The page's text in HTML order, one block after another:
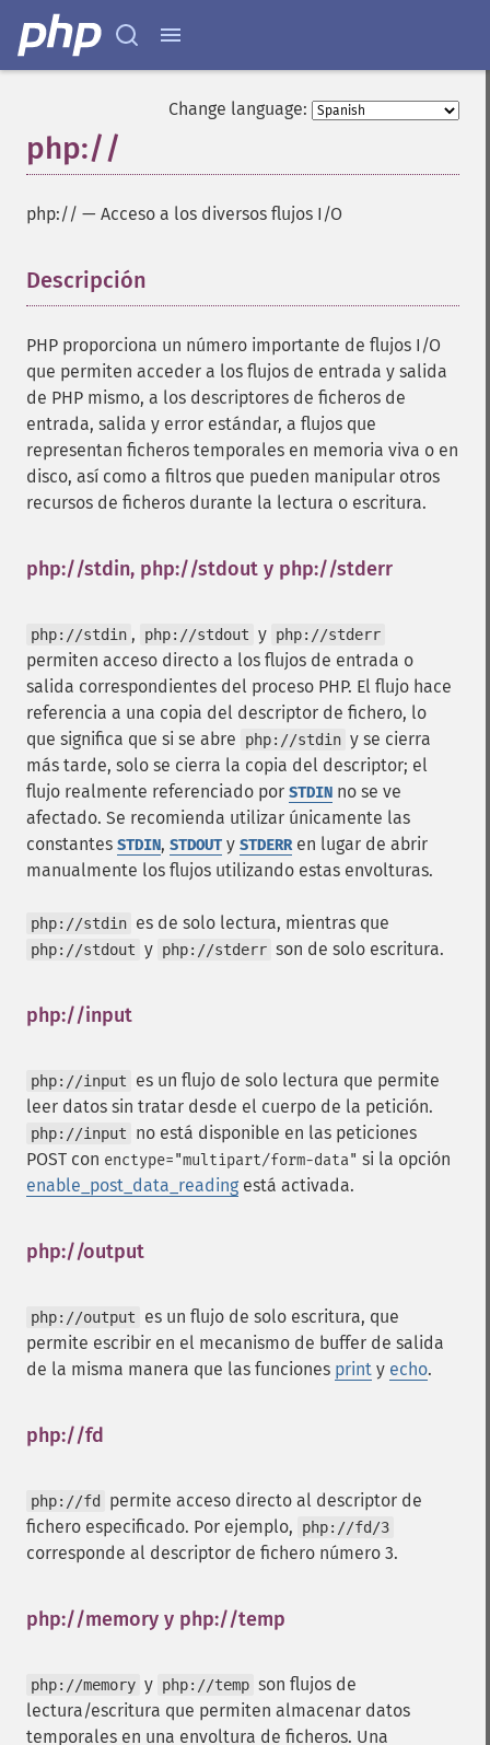
Change language:
php://
php:// — Acceso a los diversos flujos I/O
Descripción
PHP proporciona un número importante de flujos I/O
que permiten acceder a los flujos de entrada y salida
de PHP mismo, a los descriptores de ficheros de
entrada, salida y error estándar, a flujos que
representan ficheros temporales en memoria viva o en
disco, así como a filtros que pueden manipular otros
recursos de ficheros durante la lectura o escritura.
php://stdin, php://stdout y php://stderr
php://stdin , php://stdout y php://stderr
permiten acceso directo a los flujos de entrada o
salida correspondientes del proceso PHP. El flujo hace
referencia a una copia del descriptor de fichero, lo
que significa que si se abre
php://stdin y se cierra
más tarde, solo se cierra la copia del descriptor; el
flujo realmente referenciado por STDIN no se ve
afectado. Se recomienda utilizar únicamente las
constantes STDIN, STDOUT y STDERRen lugar de abrir
manualmente los flujos utilizando estas envolturas.
php://stdin es de solo lectura, mientras que
php://stdout y php://stderr son de solo escritura.
php://input
php://input
es un flujo de solo lectura que permite
leer datos sin tratar desde el cuerpo de la petición.
php://input
no está disponible en las peticiones
POST con enctype="multipart/form-data" si la opción
enable_post_data_reading está activada.
php://output
php://output
es un flujo de solo escritura, que
permite escribir en el mecanismo de buffer de salida
de la misma manera que las funciones print y echo.
php://fd
php://fd
permite acceso directo al descriptor de
fichero especificado. Por ejemplo,
php://fd/3
corresponde al descriptor de fichero número 3.
php://memory y php://temp
php://memory y php://temp son flujos de
lectura/escritura que permiten almacenar datos
temporales en una envoltura de ficheros. Una